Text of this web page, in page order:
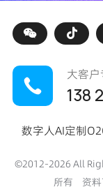
大客户
138
数字人AI定制
©2012-2026 All
所有
资